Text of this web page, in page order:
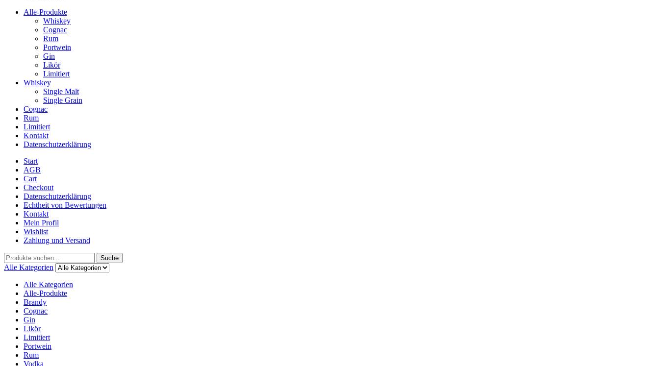
Alle-Produkte
Whiskey
Cognac
Rum
Portwein
Gin
Likör
Limitiert
Whiskey
Single Malt
Single Grain
Cognac
Rum
Limitiert
Kontakt
Datenschutzerklärung
Start
AGB
Cart
Checkout
Datenschutzerklärung
Echtheit von Bewertungen
Kontakt
Mein Profil
Wishlist
Zahlung und Versand
Suche
Alle Kategorien
Alle Kategorien
Alle-Produkte
Brandy
Cognac
Gin
Likör
Limitiert
Portwein
Rum
Vodka